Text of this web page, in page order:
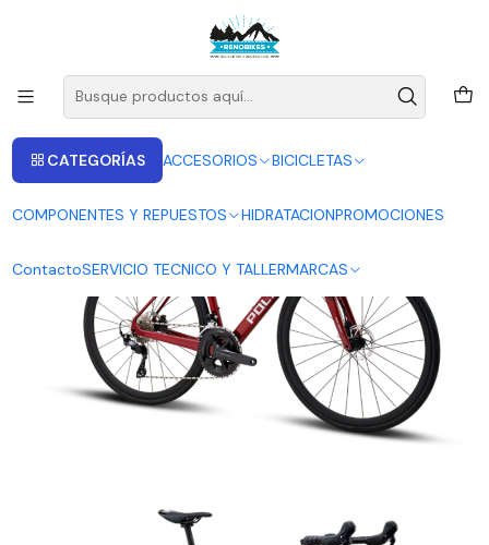
CATEGORÍAS ACCESORIOS BICICLETAS
COMPONENTES Y REPUESTOS HIDRATACIONPROMOCIONES
ContactoSERVICIO TECNICO Y TALLERMARCAS
ENVIOS A LAS RECIONES V - IV - RM DESDE 2.990
BICICLETA POLYGON RUTA STRATTOS S7D RED / BLACK